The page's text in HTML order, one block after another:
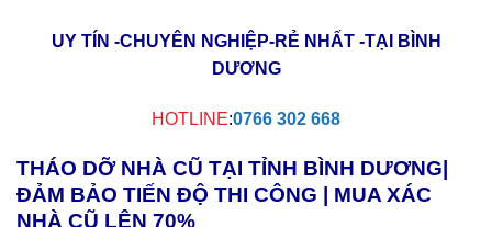
UY TÍN -CHUYÊN NGHIỆP-RẺ NHẤT -TẠI BÌNH
DƯƠNG
HOTLINE:0766 302 668
THÁO DỠ NHÀ CŨ TẠI TỈNH BÌNH DƯƠNG|
ĐẢM BẢO TIẾN ĐỘ THI CÔNG | MUA XÁC
NHÀ CŨ LÊN 70%